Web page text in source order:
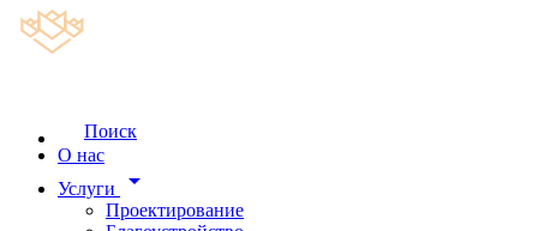
Поиск
О нас
Услуги
arrow_drop_down
Проектирование